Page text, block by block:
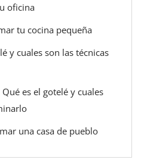
oficina
tu cocina pequeña
y cuales son las técnicas
Qué es el gotelé y cuales
una casa de pueblo